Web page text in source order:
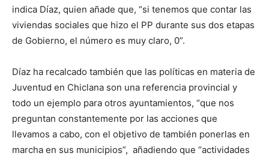
indica Díaz, quien añade que, “si tenemos que contar las
viviendas sociales que hizo el PP durante sus dos etapas
de Gobierno, el número es muy claro, 0”.
Díaz ha recalcado también que las políticas en materia de
Juventud en Chiclana son una referencia provincial y
todo un ejemplo para otros ayuntamientos, “que nos
preguntan constantemente por las acciones que
llevamos a cabo, con el objetivo de también ponerlas en
marcha en sus municipios”, añadiendo que “actividades